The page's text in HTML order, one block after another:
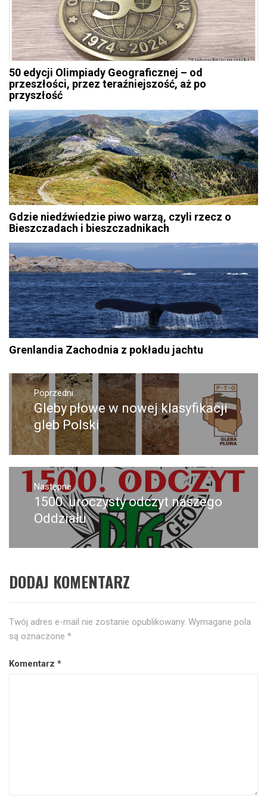
50 edycji Olimpiady Geograficznej – od
przeszłości, przez teraźniejszość, aż po
przyszłość
Gdzie niedźwiedzie piwo warzą, czyli rzecz o
Bieszczadach i bieszczadnikach
Grenlandia Zachodnia z pokładu jachtu
Nawigacja
wpisuPoprzedni
Poprzedni
wpis:
Gleby płowe w nowej klasyfikacji
gleb Polski
Następne
Następny
post:
1500. uroczysty odczyt naszego
Oddziału
DODAJ KOMENTARZ
Twój adres e-mail nie zostanie opublikowany. Wymagane pola
są oznaczone *
Komentarz *